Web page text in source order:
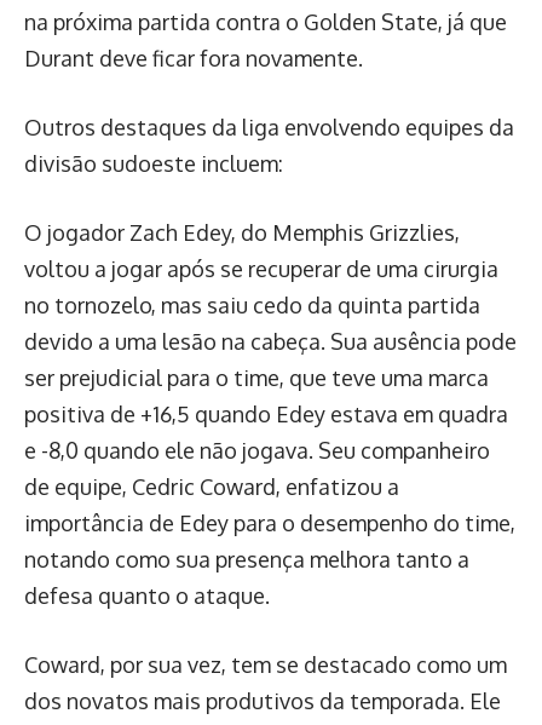
na próxima partida contra o Golden State, já que
Durant deve ficar fora novamente.
Outros destaques da liga envolvendo equipes da
divisão sudoeste incluem:
O jogador Zach Edey, do Memphis Grizzlies,
voltou a jogar após se recuperar de uma cirurgia
no tornozelo, mas saiu cedo da quinta partida
devido a uma lesão na cabeça. Sua ausência pode
ser prejudicial para o time, que teve uma marca
positiva de +16,5 quando Edey estava em quadra
e -8,0 quando ele não jogava. Seu companheiro
de equipe, Cedric Coward, enfatizou a
importância de Edey para o desempenho do time,
notando como sua presença melhora tanto a
defesa quanto o ataque.
Coward, por sua vez, tem se destacado como um
dos novatos mais produtivos da temporada. Ele